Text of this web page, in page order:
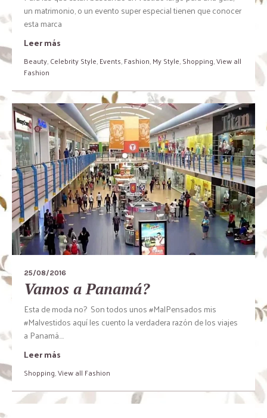
un matrimonio, o un evento super especial tienen que conocer
esta marca
Leer más
Beauty,Celebrity Style,Events,Fashion,My Style,Shopping,View all
Fashion
25/08/2016
Vamos a Panamá?
Esta de moda no? Son todos unos #MalPensados mis
#Malvestidos aquí les cuento la verdadera razón de los viajes
a Panamá….
Leer más
Shopping,View all Fashion